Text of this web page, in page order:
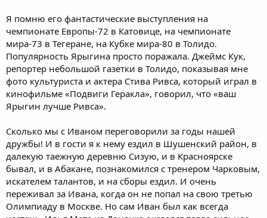
Я помню его фантастические выступления на
чемпионате Европы-72 в Катовице, на чемпионате
мира-73 в Тегеране, на Кубке мира-80 в Толидо.
Популярность Ярыгина просто поражала. Джеймс Кук,
репортер небольшой газетки в Толидо, показывая мне
фото культуриста и актера Стива Ривса, который играл в
кинофильме «Подвиги Геракла», говорил, что «ваш
Ярыгин лучше Ривса».
Сколько мы с Иваном переговорили за годы нашей
дружбы! И в гости я к нему ездил в Шушенский район, в
далекую таежную деревню Сизую, и в Красноярске
бывал, и в Абакане, познакомился с тренером Чарковым,
искателем талантов, и на сборы ездил. И очень
переживал за Ивана, когда он не попал на свою третью
Олимпиаду в Москве. Но сам Иван был как всегда